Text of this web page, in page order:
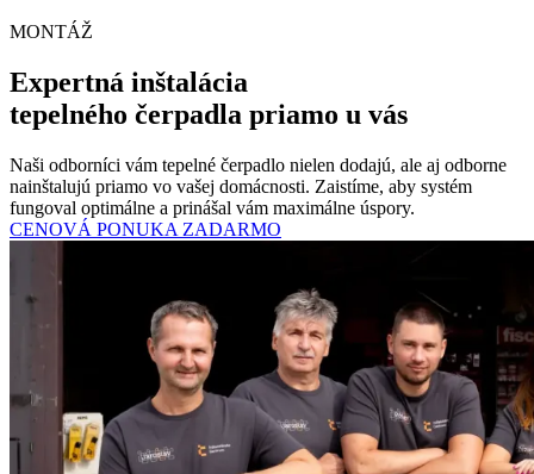
MONTÁŽ
Expertná inštalácia
tepelného čerpadla priamo u vás
Naši odborníci vám tepelné čerpadlo nielen dodajú, ale aj odborne
nainštalujú priamo vo vašej domácnosti. Zaistíme, aby systém
fungoval optimálne a prinášal vám maximálne úspory.
CENOVÁ PONUKA ZADARMO